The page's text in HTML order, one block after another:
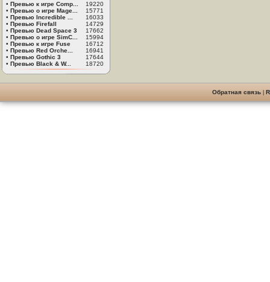
• Превью к игре Comp...
19220
• Превью о игре Mage...
15771
• Превью Incredible ...
16033
• Превью Firefall
14729
• Превью Dead Space 3
17662
• Превью о игре SimC...
15994
• Превью к игре Fuse
16712
• Превью Red Orche...
16941
• Превью Gothic 3
17644
• Превью Black & W... 18720
Обратная связь